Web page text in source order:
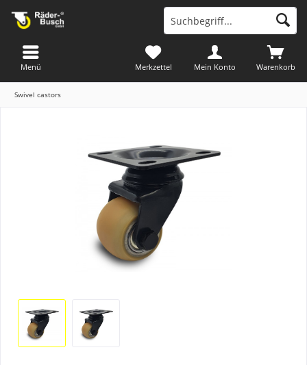
Warenkorb
Merkzettel Mein Konto
Menü
Swivel castors